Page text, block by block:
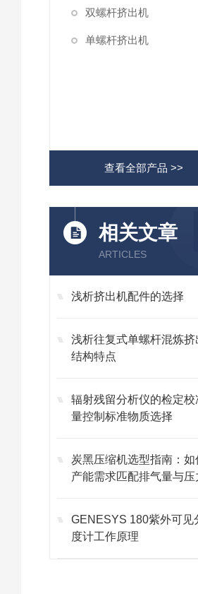
双螺杆挤出机
单螺杆挤出机
查看全部产品 >>
相关文章
ARTICLES
浅析挤出机配件的选择
浅析往复式单螺杆混炼挤
结构特点
辐射残留分析仪的检定校
量控制标准物质选择
炭黑压缩机选型指南：如
产能需求匹配排气量与压
GENESYS 180紫外可见
度计工作原理